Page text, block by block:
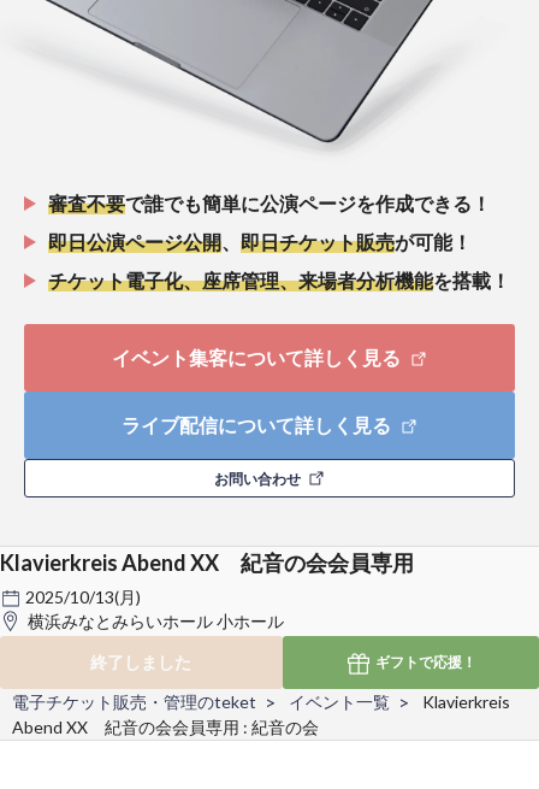
審査不要で誰でも簡単に公演ページを作成できる！
即日公演ページ公開
即日チケット販売が可能！
チケット電子化、座席管理、来場者分析機能を搭載！
イベント集客について詳しく見る
ライブ配信について詳しく見る
お問い合わせ
Klavierkreis Abend XX 紀音の会会員専用
2025/10/13(月)
横浜みなとみらいホール 小ホール
終了しました
ギフトで応援！
電子チケット販売・管理のteket イベント一覧
Klavierkreis
Abend XX 紀音の会会員専用 : 紀音の会